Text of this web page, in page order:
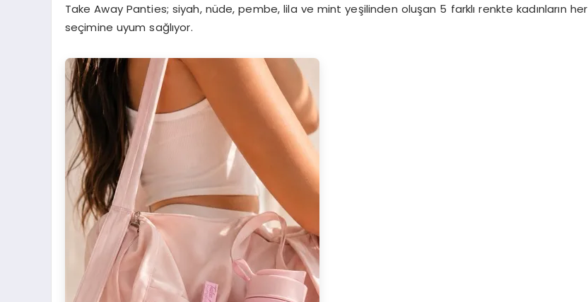
Take Away Panties; siyah, nüde, pembe, lila ve mint yeşilinden oluşan 5 farklı renkte kadınların her
seçimine uyum sağlıyor.